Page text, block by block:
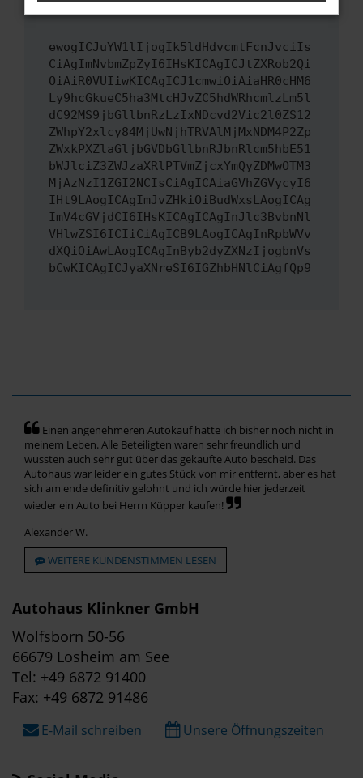
ewogICJuYW1lIjogIk5ldHdvcmtFcnJvciIs
CiAgImNvbmZpZyI6IHsKICAgICJtZXRob2Qi
OiAiR0VUIiwKICAgICJ1cmwiOiAiaHR0cHM6
Ly9hcGkueC5ha3MtcHJvZC5hdWRhcmlzLm5l
dC92MS9jbGllbnRzLzIxNDcvd2Vic2l0ZS12
ZWhpY2xlcy84MjUwNjhTRVAlMjMxNDM4P2Zp
ZWxkPXZlaGljbGVDbGllbnRJbnRlcm5hbE51
bWJlciZ3ZWJzaXRlPTVmZjcxYmQyZDMwOTM3
MjAzNzI1ZGI2NCIsCiAgICAiaGVhZGVycyI6
IHt9LAogICAgImJvZHkiOiBudWxsLAogICAg
ImV4cGVjdCI6IHsKICAgICAgInJlc3BvbnNl
VHlwZSI6ICIiCiAgICB9LAogICAgInRpbWVv
dXQiOiAwLAogICAgInByb2dyZXNzIjogbnVs
bCwKICAgICJyaXNreSI6IGZhbHNlCiAgfQp9
Einen angenehmeren Autokauf hatte ich bisher noch nicht in
meinem Leben. Alle Beteiligten waren sehr freundlich und
wussten auch sehr gut über das gekaufte Auto bescheid. Das
Autohaus war leider ein gutes Stück von mir entfernt, aber es hat
sich am ende definitiv gelohnt und ich würde hier jederzeit
wieder ein Auto bei Herrn Küpper kaufen!
Alexander W.
WEITERE KUNDENSTIMMEN LESEN
Autohaus Klinkner GmbH
Wolfsborn 50-56
66679 Losheim am See
Tel: +49 6872 91400
Fax: +49 6872 91486
E-Mail schreiben Unsere Öffnungszeiten